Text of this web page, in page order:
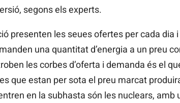
segons els experts.
presenten les seues ofertes per cada dia
una quantitat d’energia a un preu
les corbes d’oferta i demanda és el
que estan per sota el preu marcat
en la subhasta són les nuclears, amb